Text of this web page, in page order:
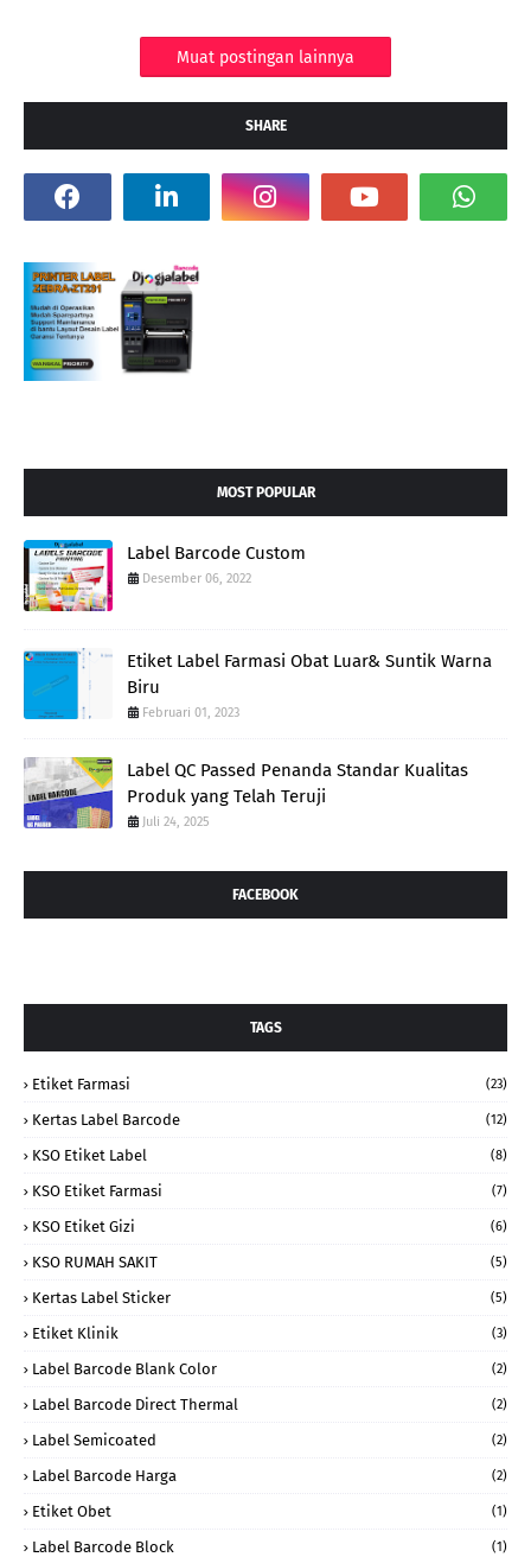
Muat postingan lainnya
SHARE
MOST POPULAR
Label Barcode Custom
Desember 06, 2022
Etiket Label Farmasi Obat Luar& Suntik Warna
Biru
Februari 01, 2023
Label QC Passed Penanda Standar Kualitas
Produk yang Telah Teruji
Juli 24, 2025
FACEBOOK
TAGS
Etiket Farmasi (23)
Kertas Label Barcode (12)
KSO Etiket Label (8)
KSO Etiket Farmasi (7)
KSO Etiket Gizi (6)
KSO RUMAH SAKIT (5)
Kertas Label Sticker (5)
Etiket Klinik (3)
Label Barcode Blank Color (2)
Label Barcode Direct Thermal (2)
Label Semicoated (2)
Label Barcode Harga (2)
Etiket Obet (1)
Label Barcode Block (1)